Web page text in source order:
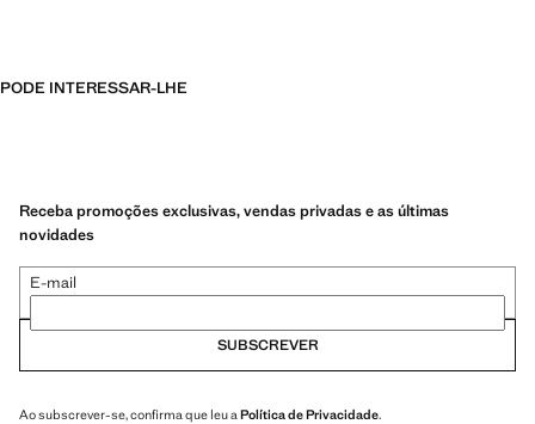
PODE INTERESSAR-LHE
Receba promoções exclusivas, vendas privadas e as últimas
novidades
E-mail
SUBSCREVER
Ao subscrever-se, confirma que leu a Política de Privacidade.